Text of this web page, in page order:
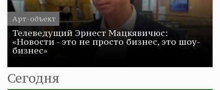
Арт-объект
Телеведущий Эрнест Мацкявичюс:
«Новости - это не просто бизнес, это шоу-
бизнес»
Сегодня